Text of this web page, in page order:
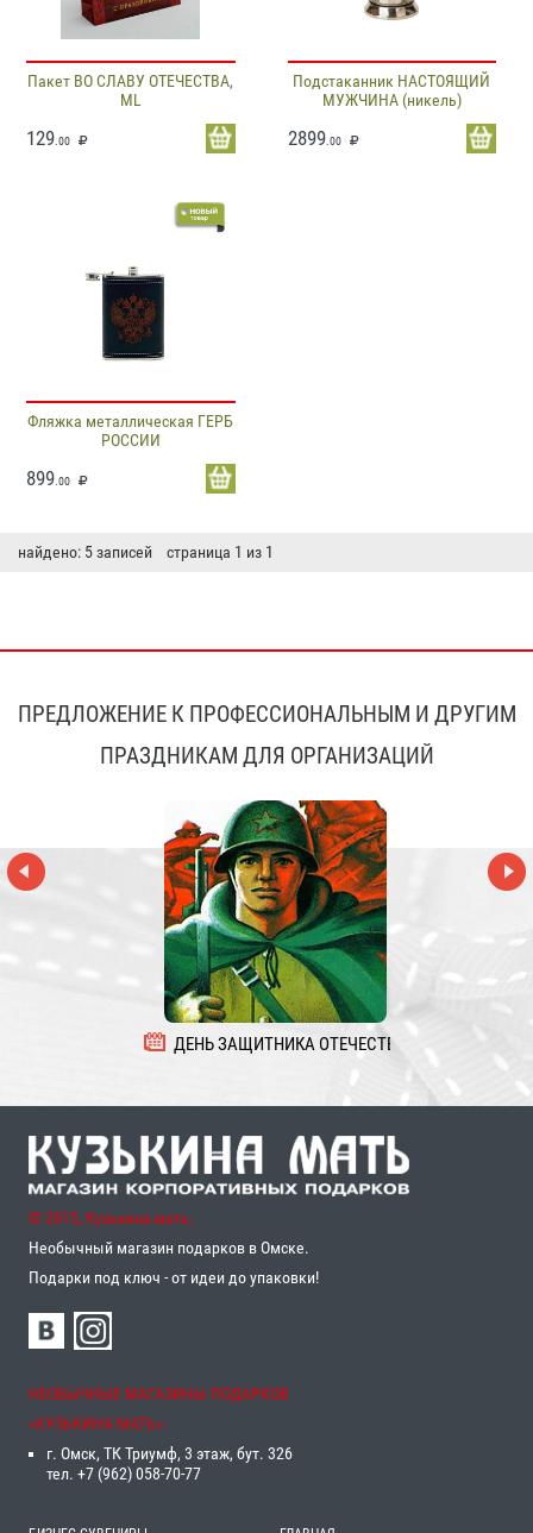
Пакет ВО СЛАВУ ОТЕЧЕСТВА,
ML
129 .00
Подстаканник НАСТОЯЩИЙ
МУЖЧИНА (никель)
2899.00
Фляжка металлическая ГЕРБ
РОССИИ
899 .00
найдено: 5 записей страница 1 из 1
ПРЕДЛОЖЕНИЕ К ПРОФЕССИОНАЛЬНЫМ И ДРУГИМ
ПРАЗДНИКАМ ДЛЯ ОРГАНИЗАЦИЙ
ДЕНЬ ЗАЩИТНИКА ОТЕЧЕСТВА
© 2015, Кузькина мать,
Необычный магазин подарков в Омске.
Подарки под ключ - от идеи до упаковки!
НЕОБЫЧНЫЕ МАГАЗИНЫ ПОДАРКОВ
«‎КУЗЬКИНА МАТЬ»‎:
г. Омск, ТК Триумф, 3 этаж, бут. 326
тел. +7 (962) 058-70-77